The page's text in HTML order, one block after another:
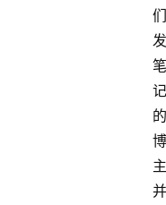
们
发
笔
记
的
博
主
并